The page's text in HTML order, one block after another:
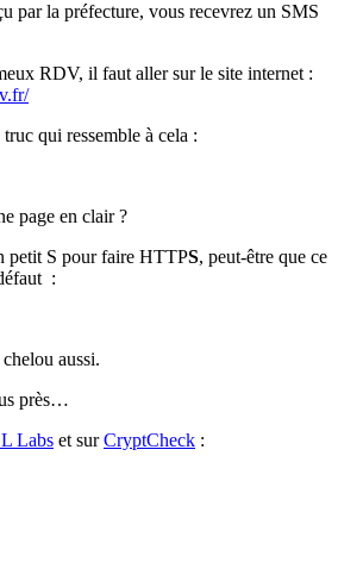
par la préfecture, vous recevrez un SMS
RDV, il faut aller sur le site internet :
qui ressemble à cela :
page en clair ?
petit S pour faire HTTPS, peut-être que ce
:
aussi.
près…
Labs et surCryptCheck :